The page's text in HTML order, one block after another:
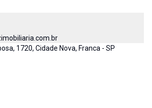
1720, Cidade Nova, Franca - SP